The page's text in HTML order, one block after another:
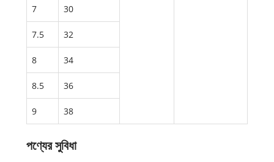
7 30
7.5 32
8 34
8.5 36
9 38
পণ্যের সুবিধা